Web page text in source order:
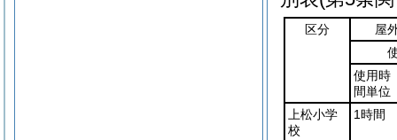
区分
屋
使用時
間単位
上松小学
校
1時間